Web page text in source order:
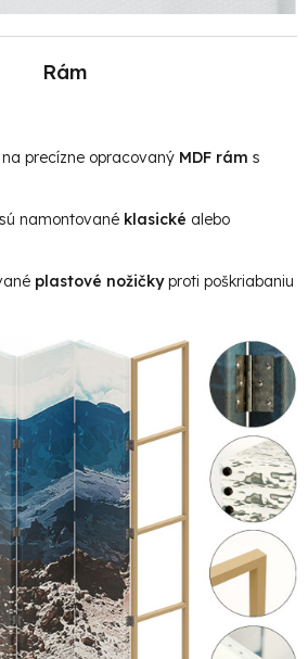
Rám
precízne opracovaný MDF rám s
namontované klasické alebo
plastové nožičkyproti poškriabaniu